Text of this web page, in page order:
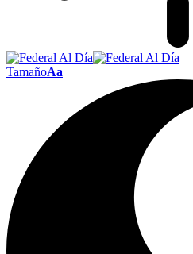
TamañoAa